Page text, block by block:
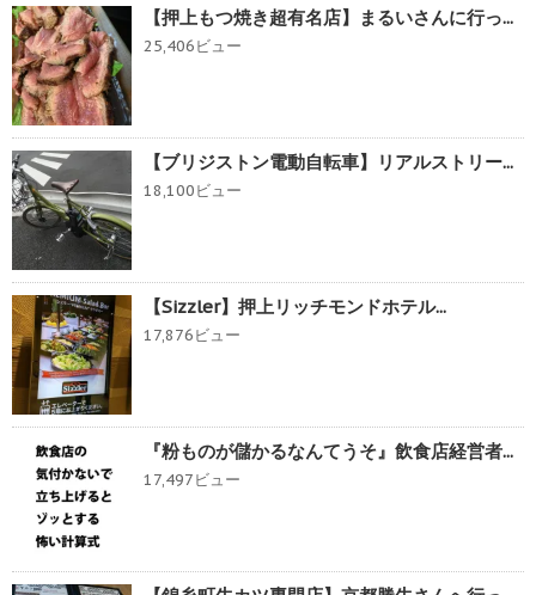
【押上もつ焼き超有名店】まるいさんに行っ...
25,406ビュー
【ブリジストン電動自転車】リアルストリー...
18,100ビュー
【Sizzler】押上リッチモンドホテル...
17,876ビュー
『粉ものが儲かるなんてうそ』飲食店経営者...
17,497ビュー